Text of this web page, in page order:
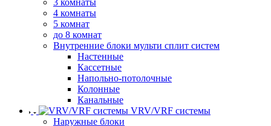
3 комнаты
4 комнаты
5 комнат
до 8 комнат
Внутренние блоки мульти сплит систем
Настенные
Кассетные
Напольно-потолочные
Колонные
Канальные
VRV/VRF системы
Наружные блоки